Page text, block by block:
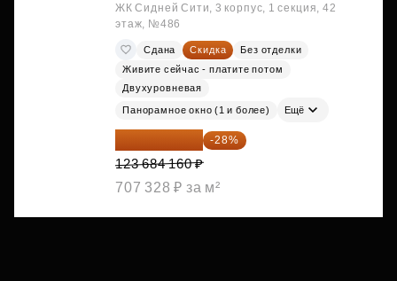
ЖК Сидней Сити, 3 корпус, 1 секция, 42
этаж, №486
Сдана Скидка
Без отделки
Живите сейчас - платите потом
Двухуровневая
Панорамное окно (1 и более) Ещё
89 052 595 ₽ -28%
123 684 160 ₽
707 328 ₽ за м²